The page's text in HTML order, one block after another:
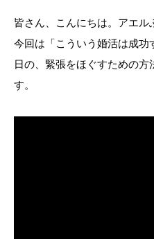
皆さん、こんにちは。アエル
今回は「こういう婚活は成功
日の、緊張をほぐすための方
す。